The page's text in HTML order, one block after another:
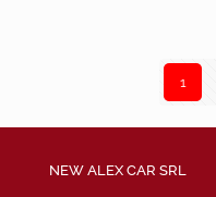
1
NEW ALEX CAR SRL